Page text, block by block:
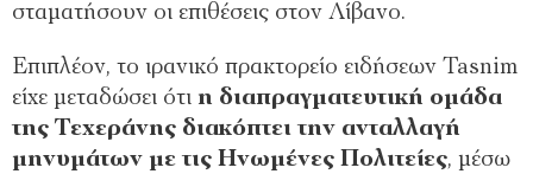
σταματήσουν οι επιθέσεις στον Λίβανο.
Επιπλέον, το ιρανικό πρακτορείο ειδήσεων Tasnim
είχε μεταδώσει ότι η διαπραγματευτική ομάδα
της Τεχεράνης διακόπτει την ανταλλαγή
μηνυμάτων με τις Ηνωμένες Πολιτείες, μέσω